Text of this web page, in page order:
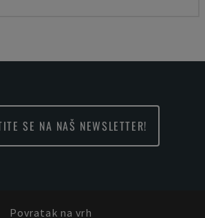
SE NA NAŠ NEWSLETTER!
Povratak na vrh